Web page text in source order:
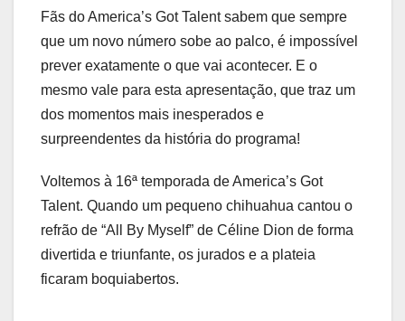
Fãs do America’s Got Talent sabem que sempre
que um novo número sobe ao palco, é impossível
prever exatamente o que vai acontecer. E o
mesmo vale para esta apresentação, que traz um
dos momentos mais inesperados e
surpreendentes da história do programa!
Voltemos à 16ª temporada de America’s Got
Talent. Quando um pequeno chihuahua cantou o
refrão de “All By Myself” de Céline Dion de forma
divertida e triunfante, os jurados e a plateia
ficaram boquiabertos.